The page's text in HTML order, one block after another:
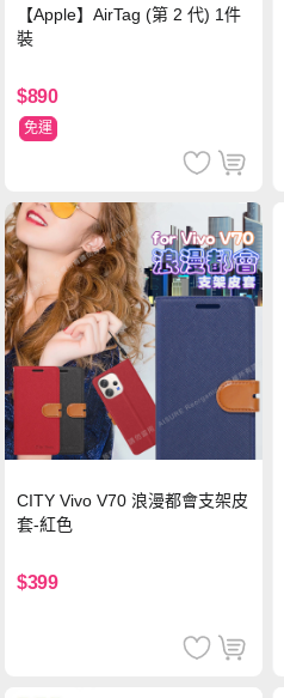
【Apple】AirTag (第 2 代) 1件
裝
$890
免運
CITY Vivo V70 浪漫都會支架皮
套-紅色
$399